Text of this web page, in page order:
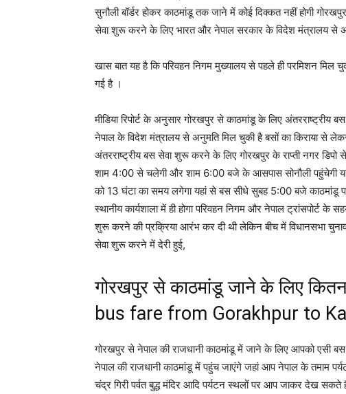
सुनौली बॉर्डर होकर काठमांडू तक जाने में कोई दिक्कत नहीं होगी
सेवा शुरू करने के लिए भारत और नेपाल सरकार के विदेश मंत्रालय से
खास बात यह है कि परिवहन निगम मुख्यालय से पहले ही परमिशन मिल
गई है ।
मीडिया रिपोर्ट के अनुसार गोरखपुर से काठमांडू के लिए
नेपाल के विदेश मंत्रालय से अनुमति मिल चुकी है बसों का किराया से
अंतरराष्ट्रीय बस सेवा शुरू करने के लिए गोरखपुर के राप्ती नगर
शाम 4:00 से चलेगी और शाम 6:00 बजे के आसपास सोनौली पहुंचेगी
को 13 घंटा का समय लगेगा यहां से बस सीधे सुबह 5:00 बजे काठमांडू
स्थानीय कार्यशाला में ही होगा परिवहन निगम और नेपाल ट्रांसपोर्ट
शुरू करने की प्रक्रिया आरंभ कर दी थी लेकिन बीच में विधानसभा
सेवा शुरू करने में देरी हुई,
गोरखपुर से काठमांडू जाने के लिए
bus fare from Gorakhpur to
गोरखपुर से नेपाल की राजधानी काठमांडू में जाने के लिए आपको एसी
नेपाल की राजधानी काठमांडू में पहुंच जाएंगे जहां आप नेपाल के तमाम
चंद्र गिरी पर्वत बुद्ध मंदिर आदि पर्यटन स्थलों पर आप जाकर देख सकते